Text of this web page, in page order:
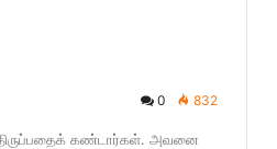
0 832
கண்டார்கள். அவனை